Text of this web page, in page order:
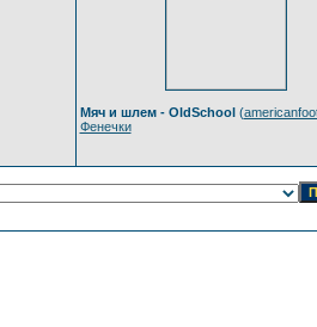
Мяч и шлем - OldSchool(
Фенечки